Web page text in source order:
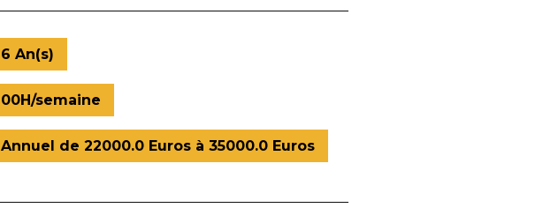
6 An(s)
00H/semaine
Annuel de 22000.0 Euros à 35000.0 Euros